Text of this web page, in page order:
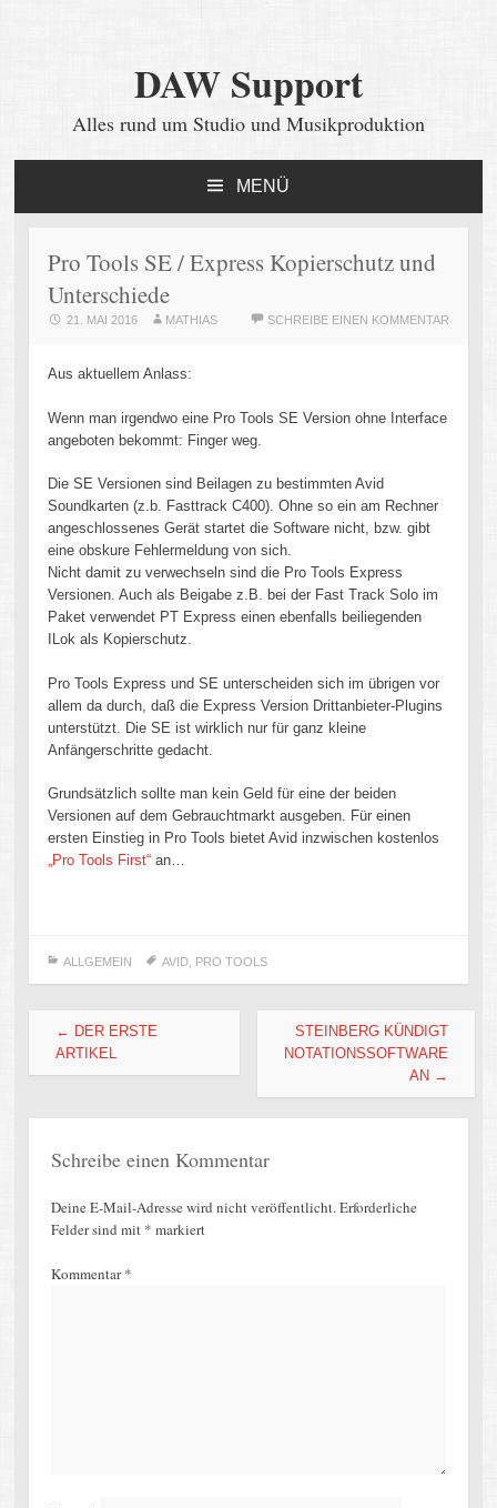
DAW Support
Alles rund um Studio und Musikproduktion
MENÜ
Pro Tools SE / Express Kopierschutz und
Unterschiede
21. MAI 2016 MATHIAS SCHREIBE EINEN KOMMENTAR
Aus aktuellem Anlass:
Wenn man irgendwo eine Pro Tools SE Version ohne Interface
angeboten bekommt: Finger weg.
Die SE Versionen sind Beilagen zu bestimmten Avid
Soundkarten (z.b. Fasttrack C400). Ohne so ein am Rechner
angeschlossenes Gerät startet die Software nicht, bzw. gibt
eine obskure Fehlermeldung von sich.
Nicht damit zu verwechseln sind die Pro Tools Express
Versionen. Auch als Beigabe z.B. bei der Fast Track Solo im
Paket verwendet PT Express einen ebenfalls beiliegenden
ILok als Kopierschutz.
Pro Tools Express und SE unterscheiden sich im übrigen vor
allem da durch, daß die Express Version Drittanbieter-Plugins
unterstützt. Die SE ist wirklich nur für ganz kleine
Anfängerschritte gedacht.
Grundsätzlich sollte man kein Geld für eine der beiden
Versionen auf dem Gebrauchtmarkt ausgeben. Für einen
ersten Einstieg in Pro Tools bietet Avid inzwischen kostenlos
„Pro Tools First“ an…
ALLGEMEIN AVID, PRO TOOLS
Beitragsnavigation
← DER ERSTE
ARTIKEL
STEINBERG KÜNDIGT
NOTATIONSSOFTWARE
AN →
Schreibe einen Kommentar
Deine E-Mail-Adresse wird nicht veröffentlicht.Erforderliche
Felder sind mit * markiert
Kommentar*